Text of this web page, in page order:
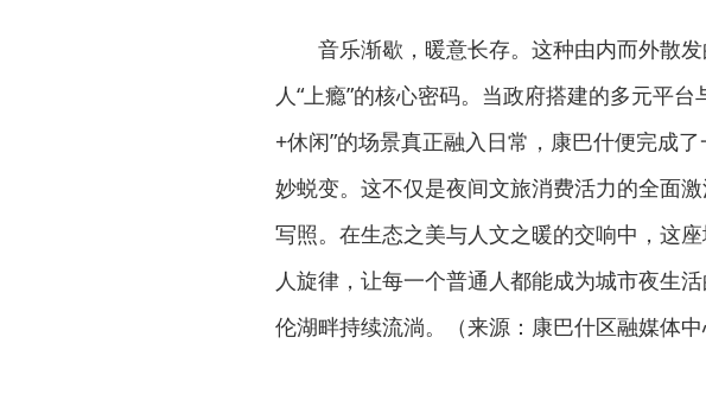
音乐渐歇，暖意长存。这种由内而外散
人“上瘾”的核心密码。当政府搭建的多元平
+休闲”的场景真正融入日常，康巴什便完成
妙蜕变。这不仅是夜间文旅消费活力的全面
写照。在生态之美与人文之暖的交响中，这
人旋律，让每一个普通人都能成为城市夜生
伦湖畔持续流淌。（来源：康巴什区融媒体中